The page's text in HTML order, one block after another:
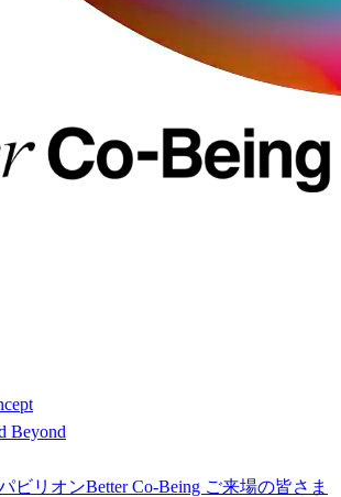
Beyond
ビリオンBetter Co-Being ご来場の皆さま